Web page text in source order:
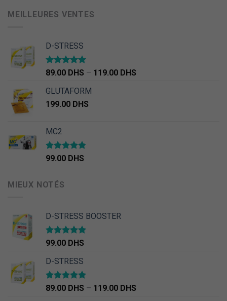
MEILLEURES VENTES
D-STRESS
Note5.00
89.00 DHS – 119.00 DHS
GLUTAFORM
199.00 DHS
MC2
Note4.50
99.00 DHS
MIEUX NOTÉS
D-STRESS BOOSTER
Note5.00
99.00 DHS
D-STRESS
Note5.00
89.00 DHS – 119.00 DHS